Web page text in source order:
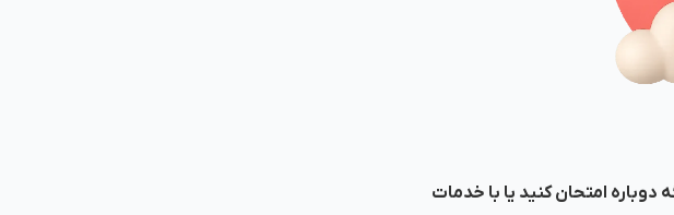
امتحان کنید یا با خدمات